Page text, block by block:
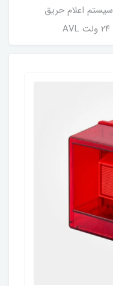
سیستم اعلام حریق